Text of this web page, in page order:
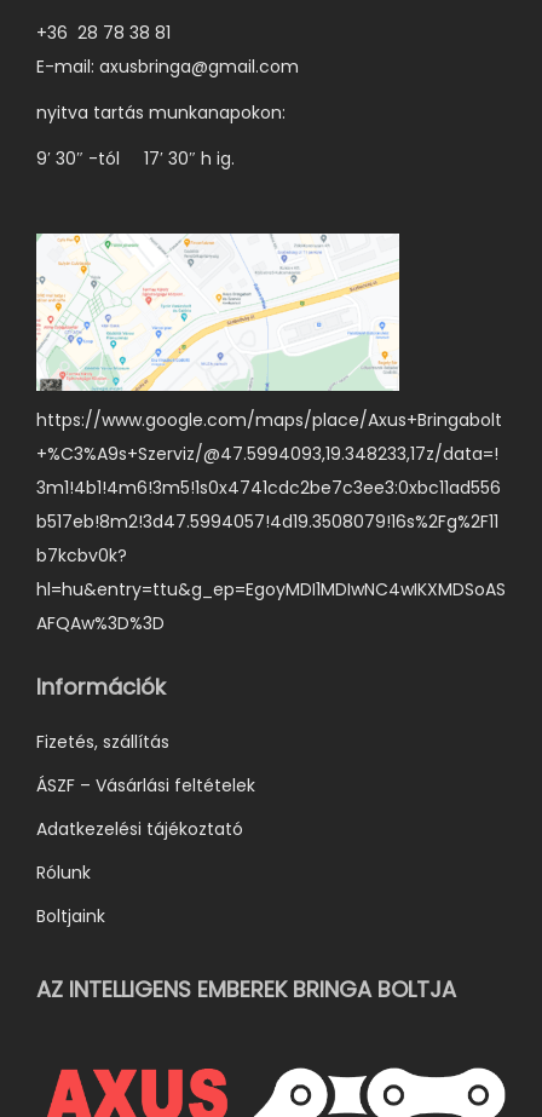
+36 28 78 38 81
E-mail: axusbringa@gmail.com
nyitva tartás munkanapokon:
9′ 30″ -tól 17′ 30″ h ig.
https://www.google.com/maps/place/Axus+Bringabolt
+%C3%A9s+Szerviz/@47.5994093,19.348233,17z/data=!
3m1!4b1!4m6!3m5!1s0x4741cdc2be7c3ee3:0xbc11ad556
b517eb!8m2!3d47.5994057!4d19.3508079!16s%2Fg%2F11
b7kcbv0k?
hl=hu&entry=ttu&g_ep=EgoyMDI1MDIwNC4wIKXMDSoAS
AFQAw%3D%3D
Információk
Fizetés, szállítás
ÁSZF – Vásárlási feltételek
Adatkezelési tájékoztató
Rólunk
Boltjaink
AZ INTELLIGENS EMBEREK BRINGA BOLTJA